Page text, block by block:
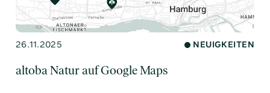
26.11.2025 NEUIGKEITEN
altoba Natur auf Google Maps